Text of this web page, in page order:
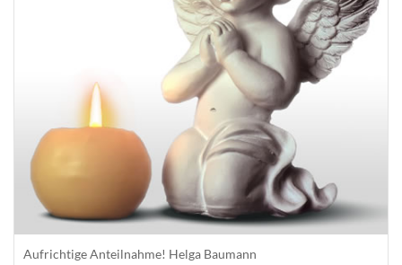
Aufrichtige Anteilnahme! Helga Baumann